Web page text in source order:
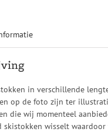
in verschillende
op de foto zijn ter
die wij momenteel
skistokken wisselt